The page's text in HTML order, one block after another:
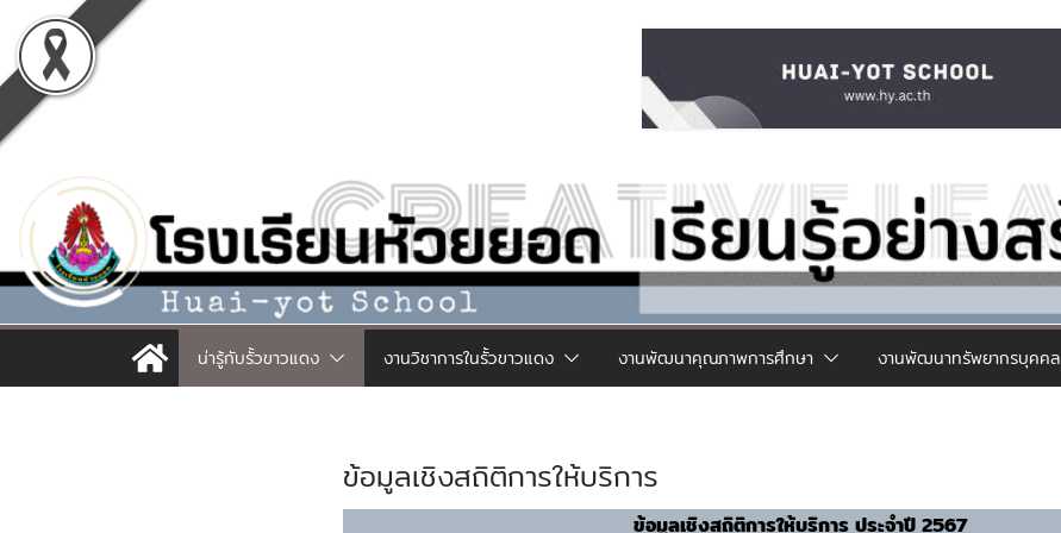
Skip
to
content
น่ารู้กับรั้วขาวแดง งานวิชาการในรั้วขาวแดง งานพัฒนาคุณภาพการศึกษา งานพัฒนาทรัพยากรบุคคล
ข้อมูลเชิงสถิติการให้บริการ
ข้อมูลเชิงสถิติการให้บริการ ประจำปี 2567